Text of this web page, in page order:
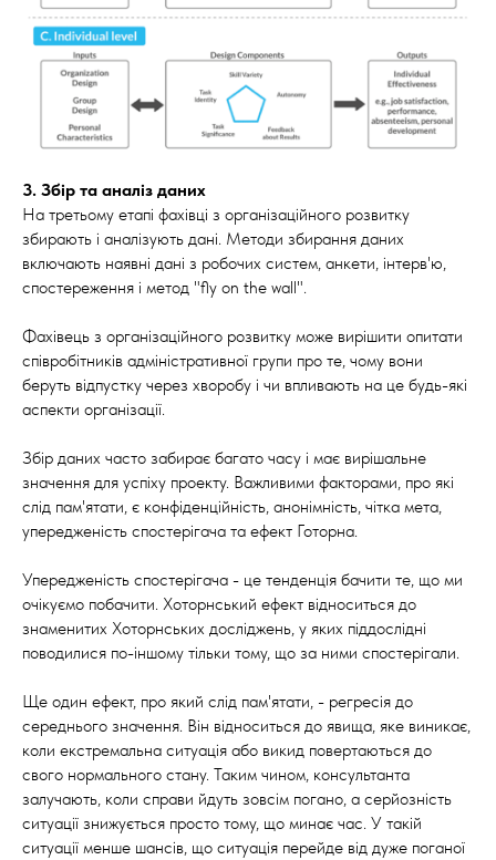
3. Збір та аналіз даних
На третьому етапі фахівці з організаційного розвитку
збирають і аналізують дані. Методи збирання даних
включають наявні дані з робочих систем, анкети, інтерв'ю,
спостереження і метод "fly on the wall".
Фахівець з організаційного розвитку може вирішити опитати
співробітників адміністративної групи про те, чому вони
беруть відпустку через хворобу і чи впливають на це будь-які
аспекти організації.
Збір даних часто забирає багато часу і має вирішальне
значення для успіху проекту. Важливими факторами, про які
слід пам'ятати, є конфіденційність, анонімність, чітка мета,
упередженість спостерігача та ефект Готорна.
Упередженість спостерігача - це тенденція бачити те, що ми
очікуємо побачити. Хоторнський ефект відноситься до
знаменитих Хоторнських досліджень, у яких піддослідні
поводилися по-іншому тільки тому, що за ними спостерігали.
Ще один ефект, про який слід пам'ятати, - регресія до
середнього значення. Він відноситься до явища, яке виникає,
коли екстремальна ситуація або викид повертаються до
свого нормального стану. Таким чином, консультанта
залучають, коли справи йдуть зовсім погано, а серйозність
ситуації знижується просто тому, що минає час. У такій
ситуації менше шансів, що ситуація перейде від дуже поганої